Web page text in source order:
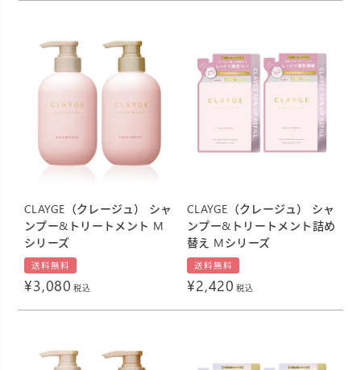
CLAYGE（クレージュ） シャ
ンプー&トリートメント M
シリーズ
送料無料
¥3,080 税込
CLAYGE（クレージュ） シャ
ンプー&トリートメント詰め
替え Mシリーズ
送料無料
¥2,420 税込